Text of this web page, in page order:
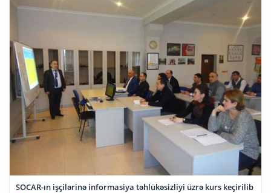
SOCAR-ın işçilərinə informasiya təhlükəsizliyi üzrə kurs keçirilib